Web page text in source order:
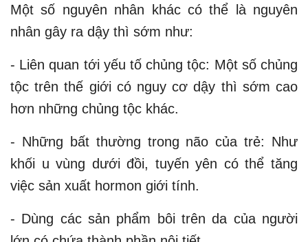
Một số nguyên nhân khác có thể là nguyên
nhân gây ra dậy thì sớm như:
- Liên quan tới yếu tố chủng tộc: Một số chủng
tộc trên thế giới có nguy cơ dậy thì sớm cao
hơn những chủng tộc khác.
- Những bất thường trong não của trẻ: Như
khối u vùng dưới đồi, tuyến yên có thể tăng
việc sản xuất hormon giới tính.
- Dùng các sản phẩm bôi trên da của người